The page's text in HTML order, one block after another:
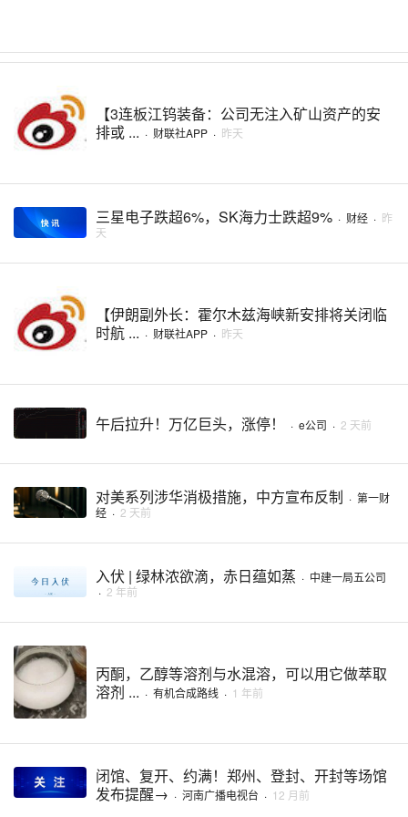
【3连板江钨装备：公司无注入矿山资产的安
排或 ... · 财联社APP · 昨天
三星电子跌超6%，SK海力士跌超9% · 财经 · 昨
天
【伊朗副外长：霍尔木兹海峡新安排将关闭临
时航 ... · 财联社APP · 昨天
午后拉升！万亿巨头，涨停！ · e公司 · 2 天前
对美系列涉华消极措施，中方宣布反制 · 第一财
经 · 2 天前
入伏 | 绿林浓欲滴，赤日蕴如蒸 · 中建一局五公司
· 2 年前
丙酮，乙醇等溶剂与水混溶，可以用它做萃取
溶剂 ... · 有机合成路线 · 1 年前
闭馆、复开、约满！郑州、登封、开封等场馆
发布提醒→ · 河南广播电视台 · 12 月前